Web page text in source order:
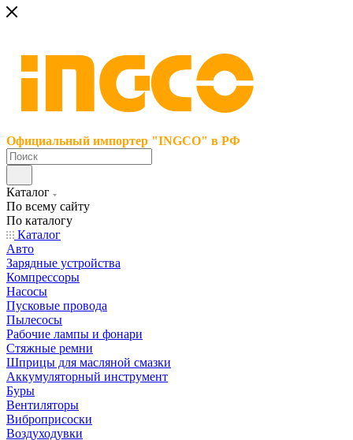
Официальный импортер "INGCO" в РФ
Каталог
По всему сайту
По каталогу
Каталог
Авто
Зарядные устройства
Компрессоры
Насосы
Пусковые провода
Пылесосы
Рабочие лампы и фонари
Стяжные ремни
Шприцы для масляной смазки
Аккумуляторный инструмент
Буры
Вентиляторы
Виброприсоски
Воздуходувки